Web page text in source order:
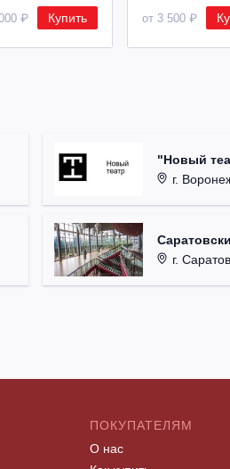
₽ Купить от 3 500 ₽
"Новый
г.
г.
ПОКУПАТЕЛЯМ
О нас